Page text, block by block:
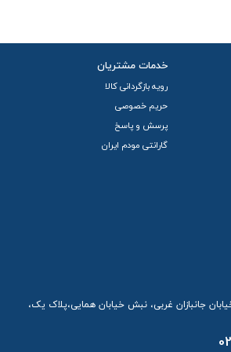
باشد. در مجموع، ساختار فیزیکی مودم E5573 ترکیبی از زیبایی،
است که تجربه استفاده از اینترنت
می‌کند.
خدمات مشتریان
رویه بازگردانی کالا
حریم خصوصی
پرسش و پاسخ
گارانتی مودم ایران
جانبازان غربی، نبش خیابان همایی،پلاک یک،